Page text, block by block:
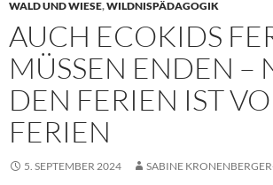
WALD UND WIESE,WILDNISPÄDAGOGIK
AUCH ECOKIDS
MÜSSEN ENDEN –
DEN FERIEN IST
FERIEN
5. SEPTEMBER 2024 SABINE